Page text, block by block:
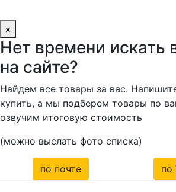
×
Нет времени искать
на сайте?
Найдем все товары за вас.
купить, а мы подберем товары по
озвучим итоговую стоимость
(можно выслать фото списка)
по почте по